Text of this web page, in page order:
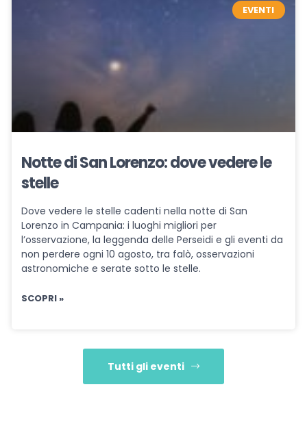
EVENTI
Notte di San Lorenzo: dove vedere le
stelle
Dove vedere le stelle cadenti nella notte di San
Lorenzo in Campania: i luoghi migliori per
l’osservazione, la leggenda delle Perseidi e gli eventi da
non perdere ogni 10 agosto, tra falò, osservazioni
astronomiche e serate sotto le stelle.
SCOPRI »
Tutti gli eventi